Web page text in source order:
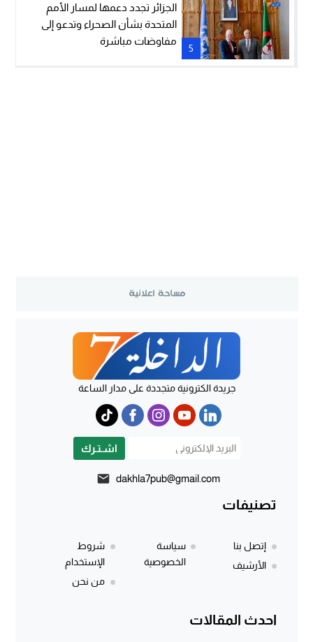
5
الجزائر تجدد دعمها لمسار الأمم
المتحدة بشأن الصحراء وتدعو إلى
مفاوضات مباشرة
جريدة الكترونية متجددة على مدار الساعة
اشـتـرك
dakhla7pub@gmail.com
تصنيفات
إتصل بنا
الأرشيف
سياسة
الخصوصية
شروط
الإستخدام
من نحن
احدث المقالات